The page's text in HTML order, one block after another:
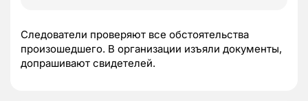
Следователи проверяют все обстоятельства
произошедшего. В организации изъяли документы,
допрашивают свидетелей.